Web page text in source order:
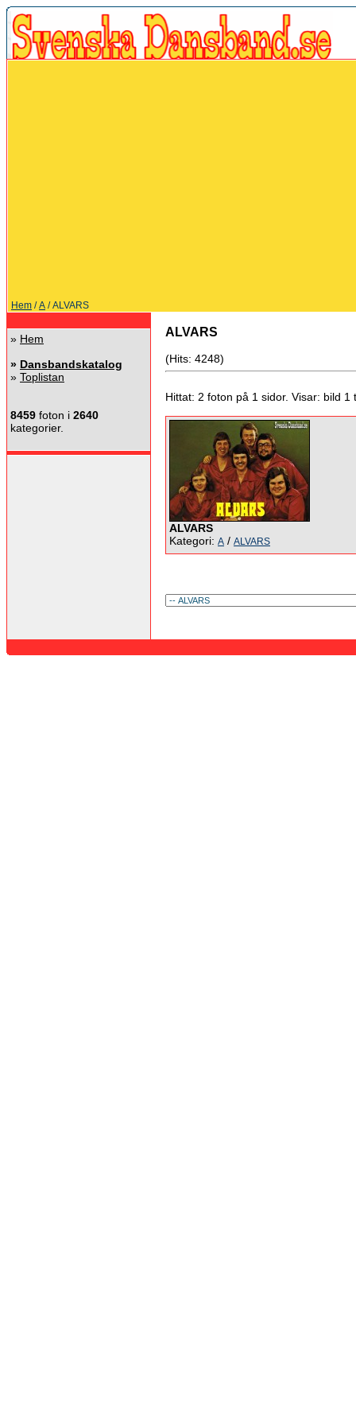
Hem /A / ALVARS
» Hem
» Dansbandskatalog
» Toplistan
8459 foton i 2640
kategorier.
ALVARS
(Hits: 4248)
Hittat: 2 foton på 1 sidor. Visar: bild 1
ALVARS
Kategori: A / ALVARS